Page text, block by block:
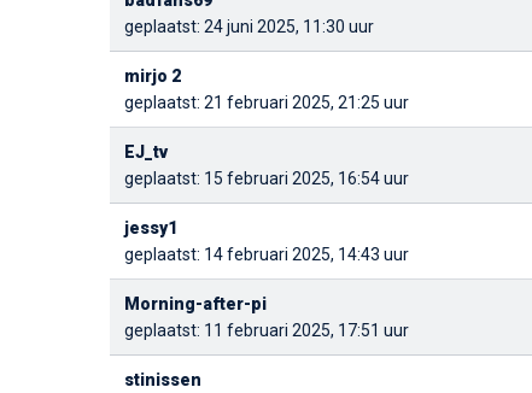
geplaatst: 24 juni 2025, 11:30 uur
mirjo 2
geplaatst: 21 februari 2025, 21:25 uur
EJ_tv
geplaatst: 15 februari 2025, 16:54 uur
jessy1
geplaatst: 14 februari 2025, 14:43 uur
Morning-after-pi
geplaatst: 11 februari 2025, 17:51 uur
stinissen